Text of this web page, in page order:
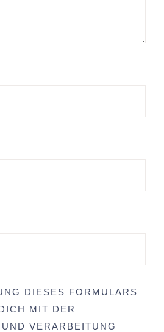
DIESES FORMULARS
MIT DER
VERARBEITUNG